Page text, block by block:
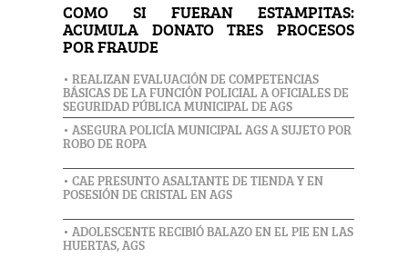
COMO SI FUERAN ESTAMPITAS:
ACUMULA DONATO TRES PROCESOS
POR FRAUDE
• REALIZAN EVALUACIÓN DE COMPETENCIAS
BÁSICAS DE LA FUNCIÓN POLICIAL A OFICIALES DE
SEGURIDAD PÚBLICA MUNICIPAL DE AGS
• ASEGURA POLICÍA MUNICIPAL AGS A SUJETO POR
ROBO DE ROPA
• CAE PRESUNTO ASALTANTE DE TIENDA Y EN
POSESIÓN DE CRISTAL EN AGS
• ADOLESCENTE RECIBIÓ BALAZO EN EL PIE EN LAS
HUERTAS, AGS